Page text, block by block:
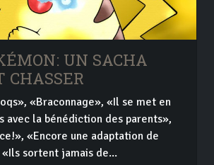
UN SACHA
CHASSER
«Braconnage», «Il se met en
avec la bénédiction des parents»,
«Encore une adaptation de
«Ils sortent jamais de...